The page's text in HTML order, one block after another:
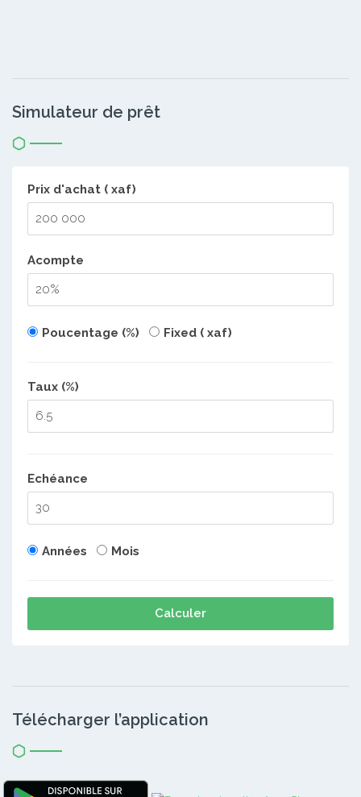
Simulateur de prêt
Prix d'achat ( xaf)
Acompte
Poucentage (%) Fixed ( xaf)
Taux (%)
Echéance
Années Mois
Calculer
Télécharger l’application